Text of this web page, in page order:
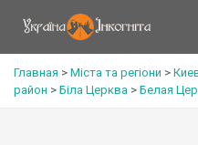
Главная > Міста та регіони >
район > Біла Церква > Белая